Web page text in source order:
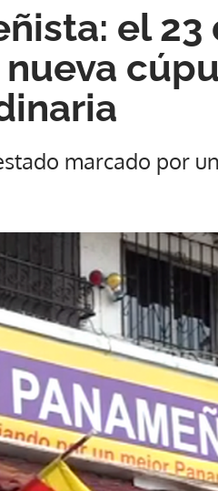
el 23
marcado por